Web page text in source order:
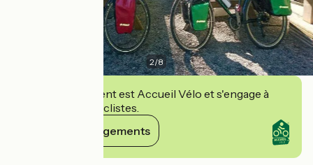
2/8
Cet établissement est Accueil Vélo et s'engage à
accueillir des cyclistes.
Voir ses engagements